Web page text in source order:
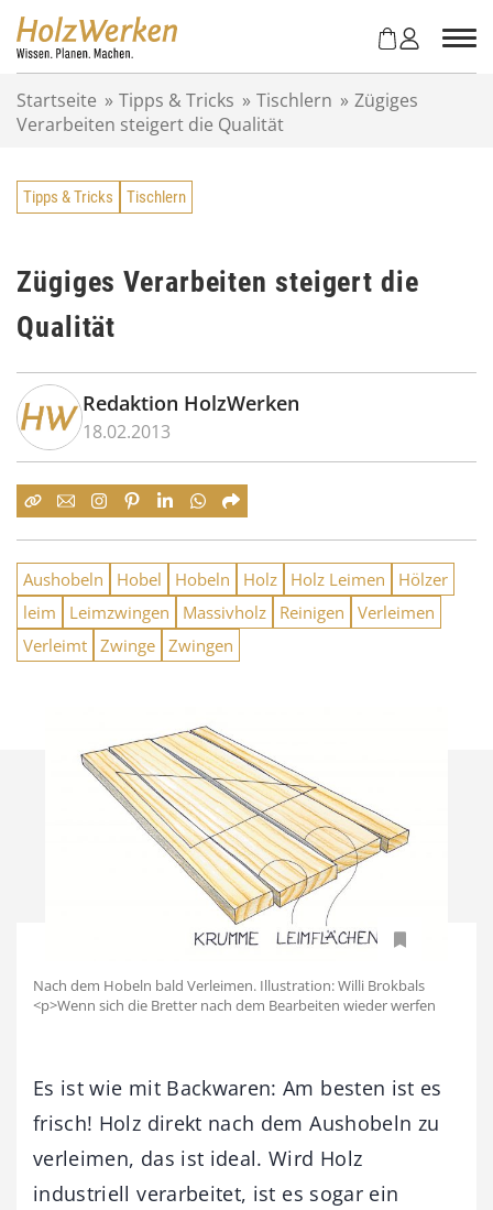
Startseite » Tipps & Tricks » Tischlern » Zügiges
Verarbeiten steigert die Qualität
Tipps & Tricks Tischlern
Zügiges Verarbeiten steigert die
Qualität
Redaktion HolzWerken
18.02.2013
Aushobeln Hobel Hobeln Holz Holz Leimen
Hölzer
leim
Leimzwingen Massivholz Reinigen
Verleimen
Verleimt Zwinge Zwingen
Nach dem Hobeln bald Verleimen. Illustration: Willi Brokbals
<p>Wenn sich die Bretter nach dem Bearbeiten wieder werfen
Es ist wie mit Backwaren: Am besten ist es
frisch! Holz direkt nach dem Aushobeln zu
verleimen, das ist ideal. Wird Holz
industriell verarbeitet, ist es sogar ein